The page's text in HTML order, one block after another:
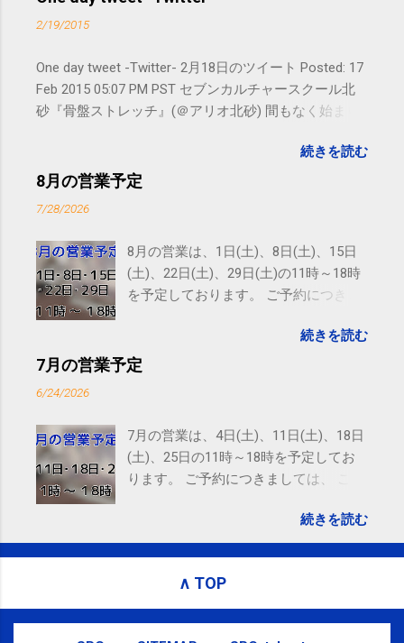
2/19/2015
One day tweet -Twitter- 2月18日のツイート Posted: 17
Feb 2015 05:07 PM PST セブンカルチャースクール北
砂『骨盤ストレッチ』(＠アリオ北砂) 間もなく始まり
subscribed to email updates from サクマフィジカルコ
ンディショニング(@SPCstyle) - Twilog To stop
Email delivery powered by Google Google Inc., 1600
Amphitheatre Parkway, Mountain View, CA 94043,
United States
続きを読む
8月の営業予定
7/28/2026
8月の営業は、1日(土)、8日(土)、15日
(土)、22日(土)、29日(土)の11時～18時
を予定しております。 ご予約につきま
す。 電話に出られないことがあります
ので、ご予約、お問い合わせは
続きを読む
7月の営業予定
6/24/2026
7月の営業は、4日(土)、11日(土)、18日
(土)、25日の11時～18時を予定してお
ります。 ご予約につきましては、 こち
れないことがありますので、ご予約、
お問い合わせはSMS（ショートメッセ
続きを読む
∧ TOP